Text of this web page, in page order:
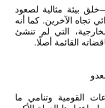
بيئة مثالية لصعود
تجاه الآخرين. كما أنه
التي لم تنشئ
القائمة أصلًا.
القومية وتنامي ما